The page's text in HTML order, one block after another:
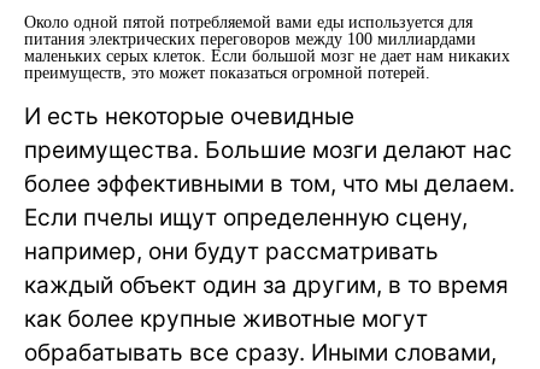
Около одной пятой потребляемой вами еды используется для
питания электрических переговоров между 100 миллиардами
маленьких серых клеток. Если большой мозг не дает нам никаких
преимуществ, это может показаться огромной потерей.
И есть некоторые очевидные
преимущества. Большие мозги делают нас
более эффективными в том, что мы делаем.
Если пчелы ищут определенную сцену,
например, они будут рассматривать
каждый объект один за другим, в то время
как более крупные животные могут
обрабатывать все сразу. Иными словами,